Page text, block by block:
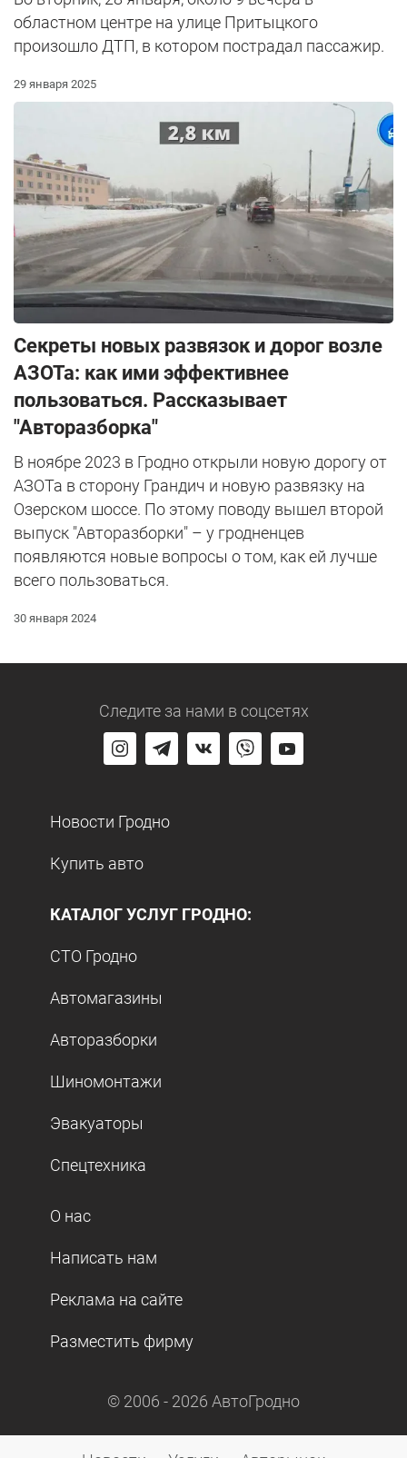
областном центре на улице Притыцкого
произошло ДТП, в котором пострадал пассажир.
29 января 2025
Секреты новых развязок и дорог возле
АЗОТа: как ими эффективнее
пользоваться. Рассказывает
"Авторазборка"
В ноябре 2023 в Гродно открыли новую дорогу от
АЗОТа в сторону Грандич и новую развязку на
Озерском шоссе. По этому поводу вышел второй
выпуск "Авторазборки" – у гродненцев
появляются новые вопросы о том, как ей лучше
всего пользоваться.
30 января 2024
Следите за нами в соцсетях
Новости Гродно
Купить авто
КАТАЛОГ УСЛУГ ГРОДНО:
СТО Гродно
Автомагазины
Авторазборки
Шиномонтажи
Эвакуаторы
Спецтехника
О нас
Написать нам
Реклама на сайте
Разместить фирму
© 2006 - 2026 АвтоГродно